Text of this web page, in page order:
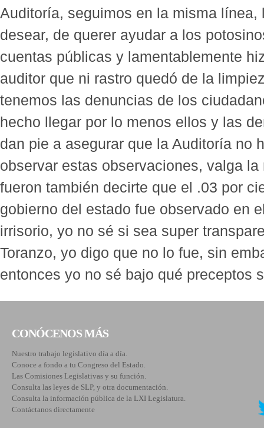
Auditoría, seguimos en la misma
desear, de querer ayudar a los
cuentas públicas y lamentablemente
auditor que ni rastro quedó de la
tenemos las denuncias de los
hecho llegar por lo menos ellos y las
dan pie a asegurar que la Auditoría no
observar estas observaciones, valga
fueron también decirte que el .03 por
gobierno del estado fue observado en
irrisorio, yo no sé si sea super
Toranzo, yo digo que no lo fue, sin
entonces yo no sé bajo qué preceptos
CONÓCENOS MÁS
Nuestro trabajo legislativo día a día.
Conoce a fondo a tu Congreso del Estado.
Las Comisiones Legislativas y su función.
Consulta las leyes de SLP, y otra documentación.
Consulta la información pública de la LXI Legislatura.
Contáctanos directamente